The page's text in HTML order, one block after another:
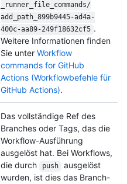
_runner_file_ commands/
add_path_899b9445-ad4a-
400c-aa89-249f18632cf5 .
Weitere Informationen finden
Sie unter Workflow
commands for GitHub
Actions (Workflowbefehle für
GitHub Actions).
Das vollständige Ref des
Branches oder Tags, das die
Workflow-Ausführung
ausgelöst hat. Bei Workflows,
die durch
push
ausgelöst
wurden, ist dies das Branch-